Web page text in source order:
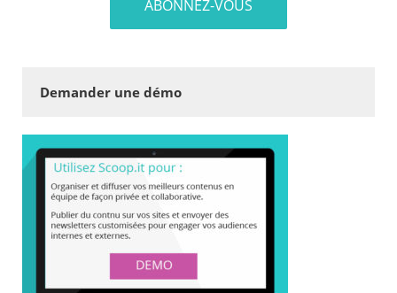
Demander une démo